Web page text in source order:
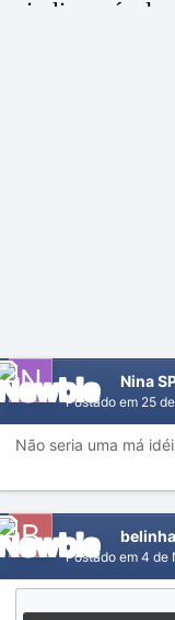
Nina
Postado em 25
Não seria uma má
belinha
Postado em 4 de